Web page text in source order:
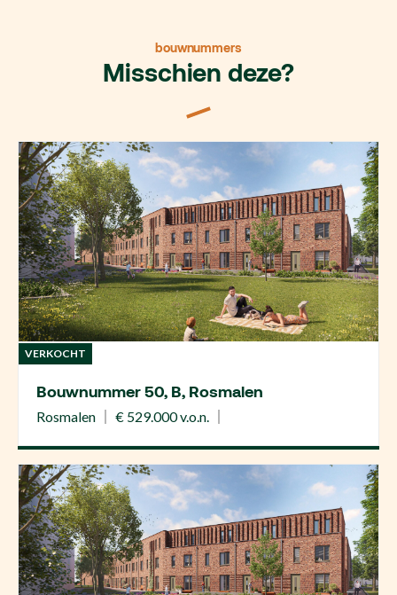
bouwnummers
Misschien deze?
VERKOCHT
Bouwnummer 50, B, Rosmalen
Rosmalen € 529.000 v.o.n.